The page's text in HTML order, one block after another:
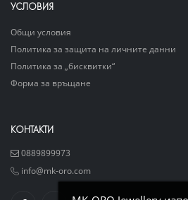
УСЛОВИЯ
Общи условия
Политика за защита на личните данни
Политика за „бисквитки“
Форма за връщане
КОНТАКТИ
0889899973
info@mk-oro.com